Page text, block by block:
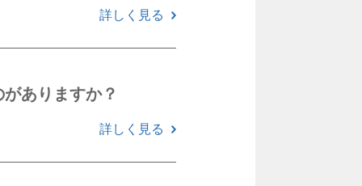
詳しく見る
ありますか？
詳しく見る